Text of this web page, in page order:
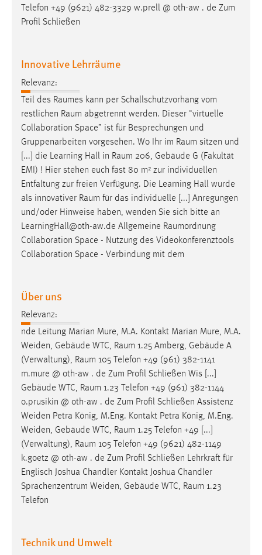
Telefon +49 (9621) 482-3329 w.prell @ oth-aw . de Zum
Profil Schließen
Innovative Lehrräume
Relevanz:
Teil des Raumes kann per Schallschutzvorhang vom
restlichen Raum abgetrennt werden. Dieser "virtuelle
Collaboration Space” ist für Besprechungen und
Gruppenarbeiten vorgesehen. Wo Ihr im Raum sitzen und
[...] die Learning Hall in Raum 206, Gebäude G (Fakultät
EMI) ! Hier stehen euch fast 80 m² zur individuellen
Entfaltung zur freien Verfügung. Die Learning Hall wurde
als innovativer Raum für das individuelle [...] Anregungen
und/oder Hinweise haben, wenden Sie sich bitte an
LearningHall@oth-aw.de Allgemeine Raumordnung
Collaboration Space - Nutzung des Videokonferenztools
Collaboration Space - Verbindung mit dem
Über uns
Relevanz:
nde Leitung Marian Mure, M.A. Kontakt Marian Mure, M.A.
Weiden, Gebäude WTC, Raum 1.25 Amberg, Gebäude A
(Verwaltung), Raum 105 Telefon +49 (961) 382-1141
m.mure @ oth-aw . de Zum Profil Schließen Wis [...]
Gebäude WTC, Raum 1.23 Telefon +49 (961) 382-1144
o.prusikin @ oth-aw . de Zum Profil Schließen Assistenz
Weiden Petra König, M.Eng. Kontakt Petra König, M.Eng.
Weiden, Gebäude WTC, Raum 1.25 Telefon +49 [...]
(Verwaltung), Raum 105 Telefon +49 (9621) 482-1149
k.goetz @ oth-aw . de Zum Profil Schließen Lehrkraft für
Englisch Joshua Chandler Kontakt Joshua Chandler
Sprachenzentrum Weiden, Gebäude WTC, Raum 1.23
Telefon
Technik und Umwelt